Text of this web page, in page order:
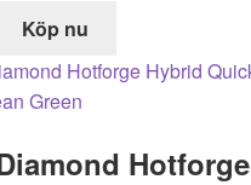
Köp nu
Hotforge